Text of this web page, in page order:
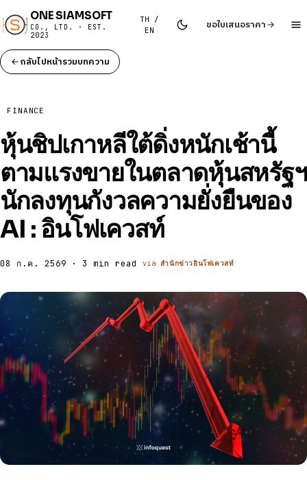
ONE SIAMSOFT
CO., LTD. · EST.
2023
TH /
EN
ขอใบเสนอราคา
กลับไปหน้ารวมบทความ
FINANCE
หุ้นชิปเกาหลีใต้ดิ่งหนักเช้านี้
ตามแรงขายในตลาดหุ้นสหรัฐฯ
นักลงทุนกังวลความยั่งยืนของ
AI : อินโฟเควสท์
08 ก.ค. 2569 · 3 min read viaสำนักข่าวอินโฟเควสท์